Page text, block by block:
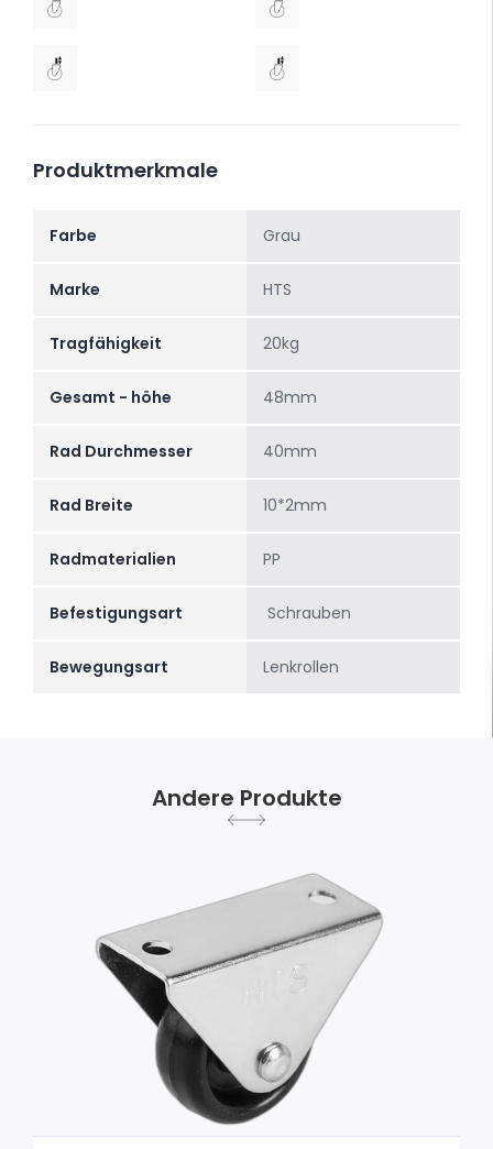
Produktmerkmale
Farbe Grau
Marke HTS
Tragfähigkeit 20kg
Gesamt - höhe 48mm
Rad Durchmesser 40mm
Rad Breite 10*2mm
Radmaterialien PP
Befestigungsart Schrauben
Bewegungsart Lenkrollen
Andere Produkte